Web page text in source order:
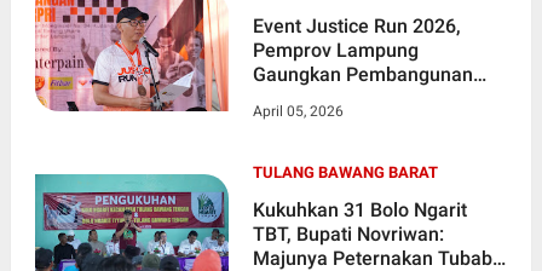
Event Justice Run 2026,
Pemprov Lampung
Gaungkan Pembangunan
Infrastruktur
April 05, 2026
TULANG BAWANG BARAT
Kukuhkan 31 Bolo Ngarit
TBT, Bupati Novriwan:
Majunya Peternakan Tubaba